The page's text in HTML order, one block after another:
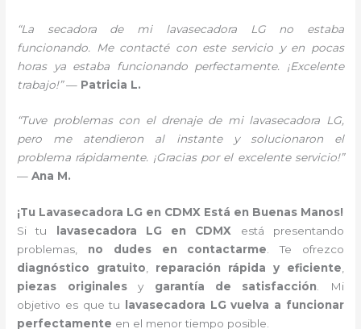
“La secadora de mi lavasecadora LG no estaba
funcionando. Me contacté con este servicio y en pocas
horas ya estaba funcionando perfectamente. ¡Excelente
trabajo!”— Patricia L.
“Tuve problemas con el drenaje de mi lavasecadora LG,
pero me atendieron al instante y solucionaron el
problema rápidamente. ¡Gracias por el excelente servicio!”
—Ana M.
¡Tu Lavasecadora LG en CDMX Está en Buenas Manos!
Si tu
lavasecadora LG en CDMX está presentando
problemas, no dudes en contactarme. Te ofrezco
diagnóstico gratuito, reparación rápida y eficiente,
piezas originalesy garantía de satisfacción. Mi
objetivo es que tu
lavasecadora LG vuelva a funcionar
perfectamente en el menor tiempo posible.